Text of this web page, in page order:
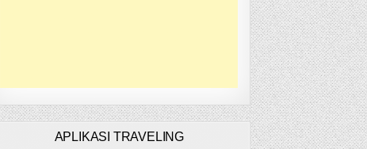
APLIKASI TRAVELING